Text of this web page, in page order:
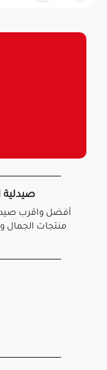
صيدلية
أفضل واقرب
منتجات الجمال